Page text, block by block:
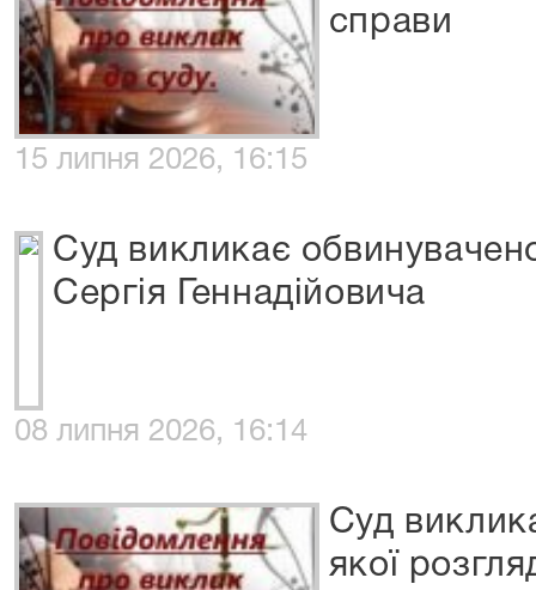
справи
15 липня 2026, 16:15
Суд викликає
Сергія Геннадійовича
08 липня 2026, 16:14
Суд
якої